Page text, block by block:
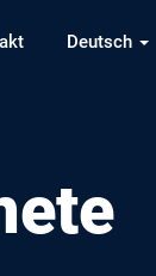
Deutsch